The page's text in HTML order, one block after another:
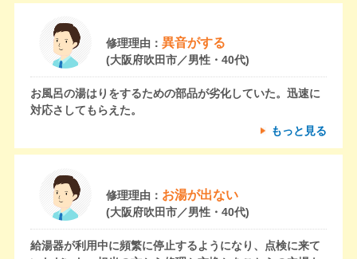
修理理由： 異音がする
(大阪府吹田市／男性・40代)
お風呂の湯はりをするための部品が劣化していた。迅速に
対応さしてもらえた。
もっと見る
修理理由： お湯が出ない
(大阪府吹田市／男性・40代)
給湯器が利用中に頻繁に停止するようになり、点検に来て